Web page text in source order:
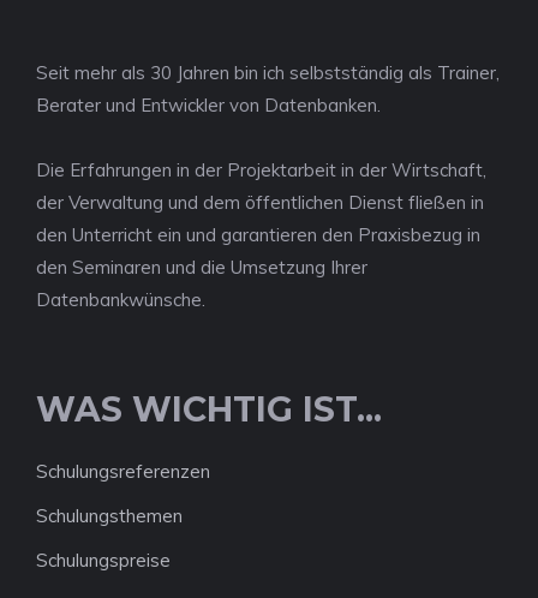
Seit mehr als 30 Jahren bin ich selbstständig als Trainer,
Berater und Entwickler von Datenbanken.
Die Erfahrungen in der Projektarbeit in der Wirtschaft,
der Verwaltung und dem öffentlichen Dienst fließen in
den Unterricht ein und garantieren den Praxisbezug in
den Seminaren und die Umsetzung Ihrer
Datenbankwünsche.
WAS WICHTIG IST...
Schulungsreferenzen
Schulungsthemen
Schulungspreise